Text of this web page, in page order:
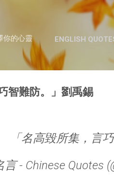
跳至主
你的心靈 ENGLISH
智難防。」劉禹錫
「名高毀所集，言
- Chinese Quotes